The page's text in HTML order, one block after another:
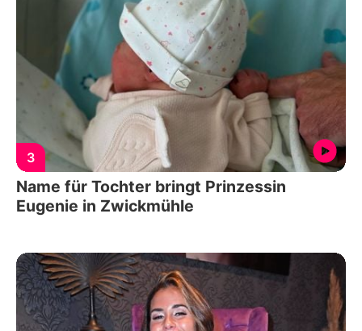
3
Name für Tochter bringt Prinzessin
Eugenie in Zwickmühle